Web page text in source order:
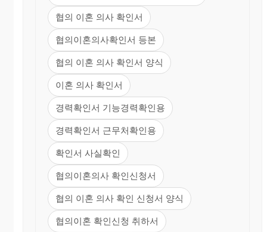
협의 이혼 의사 확인서
협의이혼의사확인서 등본
협의 이혼 의사 확인서 양식
이혼 의사 확인서
경력확인서 기능경력확인용
경력확인서 근무처확인용
확인서 사실확인
협의이혼의사 확인신청서
협의 이혼 의사 확인 신청서 양식
협의이혼 확인신청 취하서